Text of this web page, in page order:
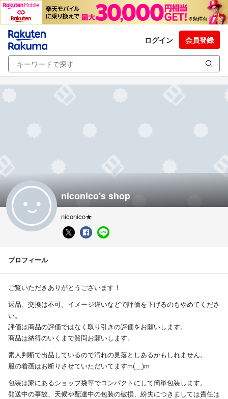
ログイン 会員登録
niconico's shop
niconico★
プロフィール
ご覧いただきありがとうございます！
返品、交換は不可。イメージ違いなどで評価を下げるのもやめてくださ
い。
評価は商品の評価ではなく取り引きの評価をお願いします。
商品は納得のいくまで質問お願いします。
素人判断で出品しているので汚れの見落としあるかもしれません。
服の着画はお断りさせていただいてますm(__)m
包装は家にあるショップ袋等でコンパクトにして簡単包装します。
発送中の事故、天候や配達中の包装の破損、紛失につきましては責任は